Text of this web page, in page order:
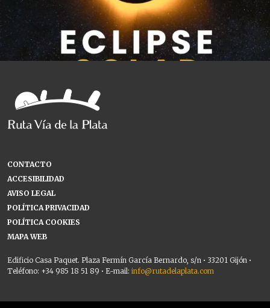
CONTACTO
ACCESIBILIDAD
AVISO LEGAL
POLÍTICA PRIVACIDAD
POLÍTICA COOKIES
MAPA WEB
Edificio Casa Paquet. Plaza Fermín García Bernardo, s/n • 33201 Gijón •
Teléfono: +34 985 18 51 89 • E-mail: info@rutadelaplata.com